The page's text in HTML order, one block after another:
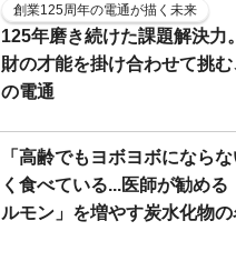
創業125周年の電通が描く未来
125年磨き続けた課題解決力
財の才能を掛け合わせて挑
の電通
「高齢でもヨボヨボになら
く食べている...医師が勧める
ルモン」を増やす炭水化物